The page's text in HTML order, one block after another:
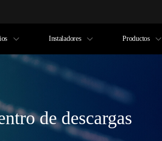
Instaladores Productos
de descargas